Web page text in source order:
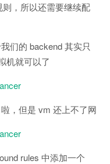
，所以还需要继续配
们的 backend 其实只
机就可以了
，但是 vm 还上不了网
rules 中添加一个